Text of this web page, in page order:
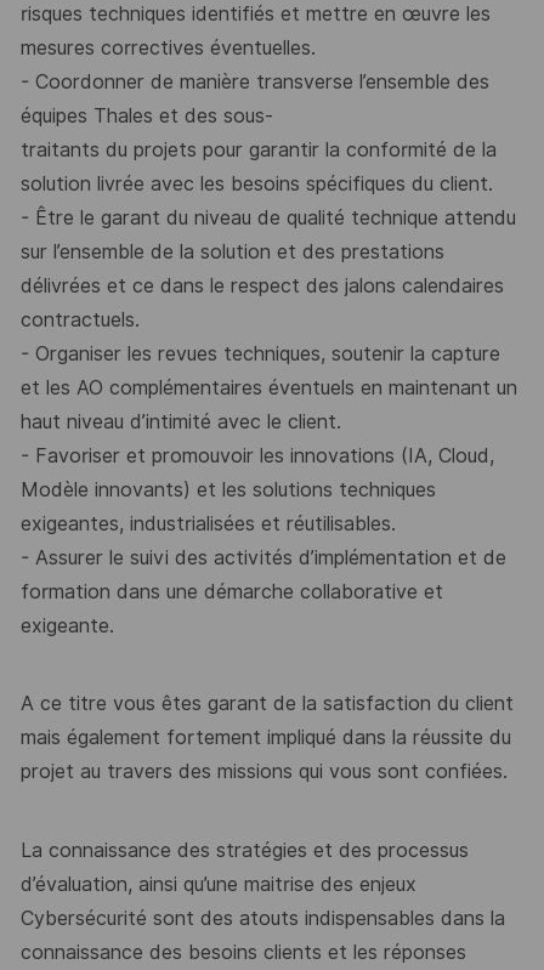
risques techniques identifiés et mettre en œuvre les
mesures correctives éventuelles.
- Coordonner de manière transverse l’ensemble des
équipes Thales et des sous-
traitants du projets pour garantir la conformité de la
solution livrée avec les besoins spécifiques du client.
- Être le garant du niveau de qualité technique attendu
sur l’ensemble de la solution et des prestations
délivrées et ce dans le respect des jalons calendaires
contractuels.
- Organiser les revues techniques, soutenir la capture
et les AO complémentaires éventuels en maintenant un
haut niveau d’intimité avec le client.
- Favoriser et promouvoir les innovations (IA, Cloud,
Modèle innovants) et les solutions techniques
exigeantes, industrialisées et réutilisables.
- Assurer le suivi des activités d’implémentation et de
formation dans une démarche collaborative et
exigeante.
A ce titre vous êtes garant de la satisfaction du client
mais également fortement impliqué dans la réussite du
projet au travers des missions qui vous sont confiées.
La connaissance des stratégies et des processus
d’évaluation, ainsi qu’une maitrise des enjeux
Cybersécurité sont des atouts indispensables dans la
connaissance des besoins clients et les réponses